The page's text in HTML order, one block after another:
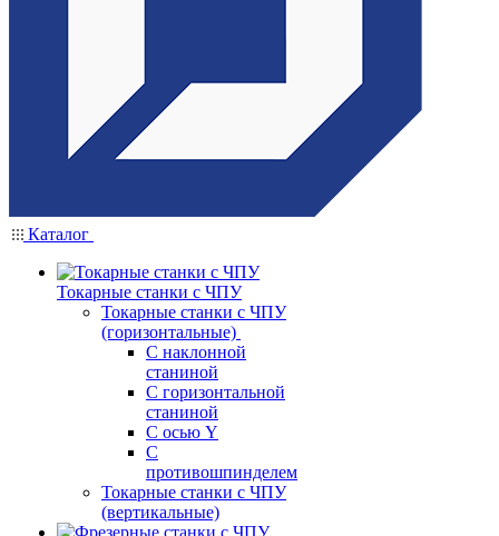
Каталог
Токарные станки с ЧПУ
Токарные станки с ЧПУ
(горизонтальные)
С наклонной
станиной
С горизонтальной
станиной
С осью Y
С
противошпинделем
Токарные станки с ЧПУ
(вертикальные)